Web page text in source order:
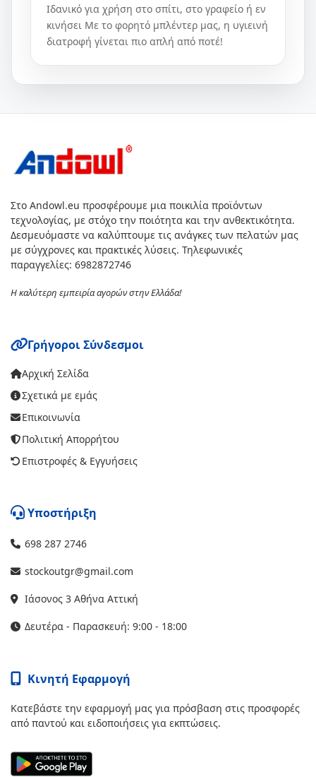
Ιδανικό για χρήση στο σπίτι, στο γραφείο ή εν
κινήσει Με το φορητό μπλέντερ μας, η υγιεινή
διατροφή γίνεται πιο απλή από ποτέ!
Στο Andowl.eu προσφέρουμε μια ποικιλία προϊόντων
τεχνολογίας, με στόχο την ποιότητα και την ανθεκτικότητα.
Δεσμευόμαστε να καλύπτουμε τις ανάγκες των πελατών μας
με σύγχρονες και πρακτικές λύσεις. Τηλεφωνικές
παραγγελίες: 6982872746
Η καλύτερη εμπειρία αγορών στην Ελλάδα!
Γρήγοροι Σύνδεσμοι
Αρχική Σελίδα
Σχετικά με εμάς
Επικοινωνία
Πολιτική Απορρήτου
Επιστροφές & Εγγυήσεις
Υποστήριξη
698 287 2746
stockoutgr@gmail.com
Ιάσονος 3 Αθήνα Αττική
Δευτέρα - Παρασκευή: 9:00 - 18:00
Κινητή Εφαρμογή
Κατεβάστε την εφαρμογή μας για πρόσβαση στις προσφορές
από παντού και ειδοποιήσεις για εκπτώσεις.